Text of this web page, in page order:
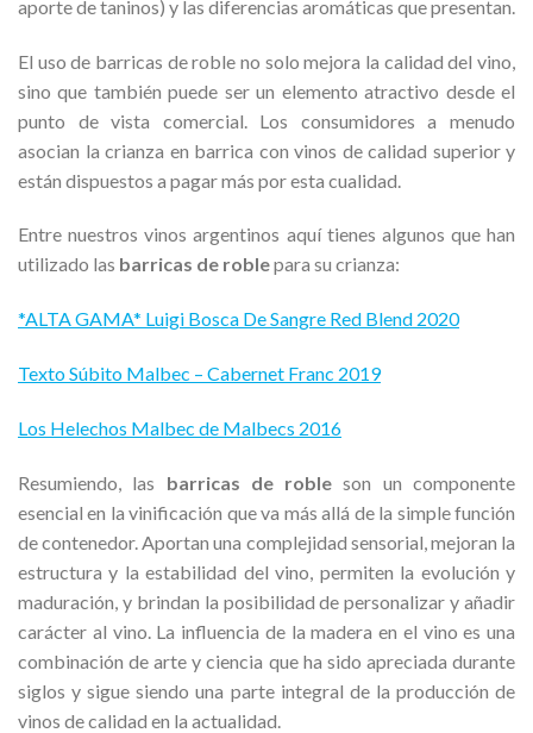
aporte de taninos) y las diferencias aromáticas que presentan.
El uso de barricas de roble no solo mejora la calidad del vino,
sino que también puede ser un elemento atractivo desde el
punto de vista comercial. Los consumidores a menudo
asocian la crianza en barrica con vinos de calidad superior y
están dispuestos a pagar más por esta cualidad.
Entre nuestros vinos argentinos aquí tienes algunos que han
utilizado las barricas de roblepara su crianza:
*ALTA GAMA* Luigi Bosca De Sangre Red Blend 2020
Texto Súbito Malbec – Cabernet Franc 2019
Los Helechos Malbec de Malbecs 2016
Resumiendo, las barricas de robleson un componente
esencial en la vinificación que va más allá de la simple función
de contenedor. Aportan una complejidad sensorial, mejoran la
estructura y la estabilidad del vino, permiten la evolución y
maduración, y brindan la posibilidad de personalizar y añadir
carácter al vino. La influencia de la madera en el vino es una
combinación de arte y ciencia que ha sido apreciada durante
siglos y sigue siendo una parte integral de la producción de
vinos de calidad en la actualidad.